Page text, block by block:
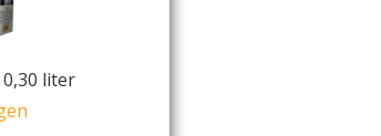
0,30 liter